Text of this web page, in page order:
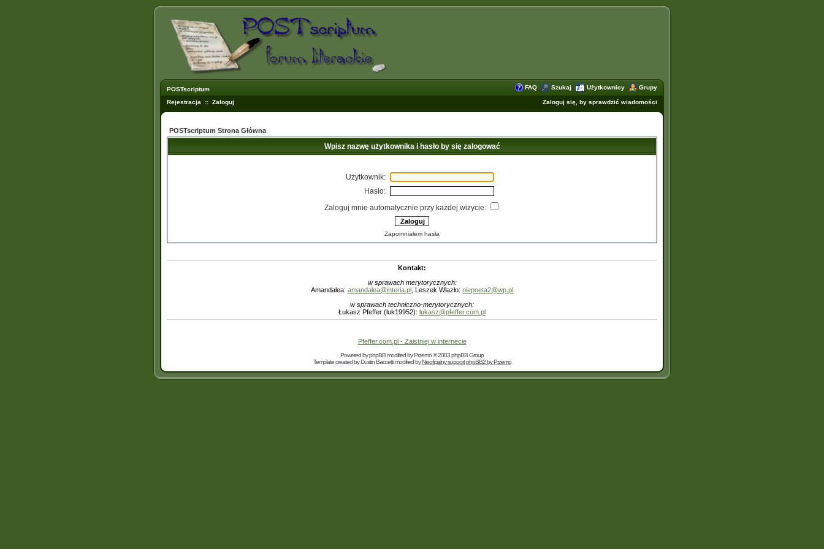
POSTscriptum FAQ Szukaj Użytkownicy Grupy
Rejestracja :: Zaloguj Zaloguj się, by sprawdzić wiadomości
POSTscriptum Strona Główna
Wpisz nazwę użytkownika i hasło by się zalogować
Użytkownik:
Hasło:
Zaloguj mnie automatycznie przy każdej wizycie:
Zapomniałem hasła
Kontakt:
w sprawach merytorycznych:
Amandalea: amandalea@interia.pl , Leszek Wlazło: niepoeta2@wp.pl
w sprawach techniczno-merytorycznych:
Łukasz Pfeffer (luk19952): lukasz@pfeffer.com.pl
Pfeffer.com.pl - Zaistniej w internecie
Powered byphpBBmodified byPrzemo© 2003 phpBB Group
Template created byDustin Baccettimodified byNieoficjalny support phpBB2 by Przemo